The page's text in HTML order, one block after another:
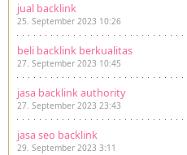
jual backlink
25. September 2023 10:26
beli backlink berkualitas
27. September 2023 10:45
jasa backlink authority
27. September 2023 23:43
jasa seo backlink
29. September 2023 3:11